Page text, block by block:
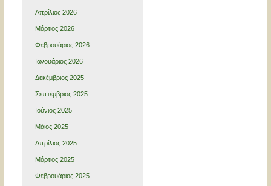
Απρίλιος 2026
Μάρτιος 2026
Φεβρουάριος 2026
Ιανουάριος 2026
Δεκέμβριος 2025
Σεπτέμβριος 2025
Ιούνιος 2025
Μάιος 2025
Απρίλιος 2025
Μάρτιος 2025
Φεβρουάριος 2025